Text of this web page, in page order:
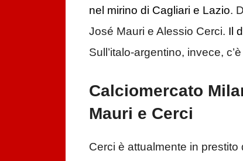
nel mirino di Cagliari e Lazio.
José Mauri e Alessio Cerci. Il
Sull’italo-argentino, invece,
Calciomercato
Mauri e Cerci
Cerci è attualmente in prestito